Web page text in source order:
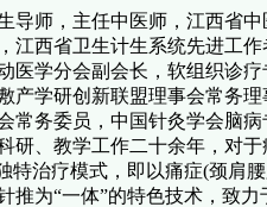
导师，主任中医师，江西省
江西省卫生计生系统先进工
医学分会副会长，软组织诊
产学研创新联盟理事会常务
常务委员，中国针灸学会脑
研、教学工作二十余年，对
特治疗模式，即以痛症(颈肩
推为“一体”的特色技术， 致力